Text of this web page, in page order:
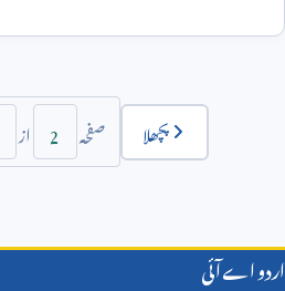
پچھلا صفحہ 2 از
اردو اے آئی